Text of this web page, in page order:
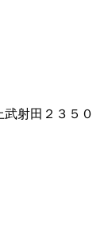
武射田２３５０